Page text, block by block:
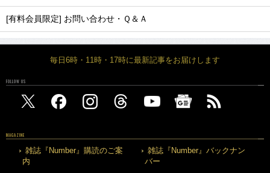
[有料会員限定] お問い合わせ・Ｑ＆Ａ
毎日6時・11時・17時に最新記事をお届けします
FOLLOW US
MAGAZINE
雑誌『Number』購読のご案
内
雑誌『Number』バックナン
バー